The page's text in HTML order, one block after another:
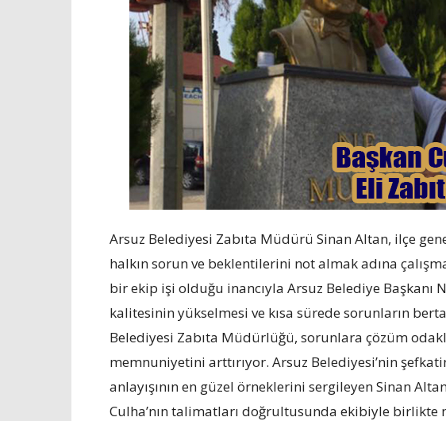
Arsuz Belediyesi Zabıta Müdürü Sinan Altan, ilçe
halkın sorun ve beklentilerini not almak adına
bir ekip işi olduğu inancıyla Arsuz Belediye Başkanı
kalitesinin yükselmesi ve kısa sürede sorunların
Belediyesi Zabıta Müdürlüğü, sorunlara çözüm
memnuniyetini arttırıyor. Arsuz Belediyesi’nin
anlayışının en güzel örneklerini sergileyen Sinan
Culha’nın talimatları doğrultusunda ekibiyle